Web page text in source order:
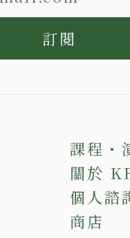
訂閱
課程・
關於
個人諮
商店